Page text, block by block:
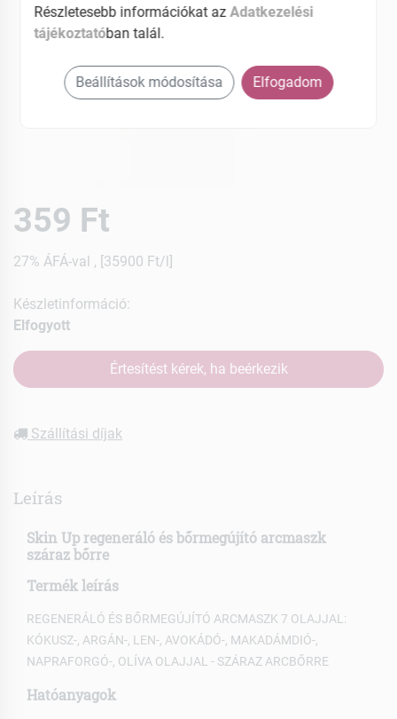
359 Ft
27% ÁFÁ-val , [35900 Ft/l]
Készletinformáció:
Elfogyott
Értesítést kérek, ha beérkezik
Szállítási díjak
Leírás
Skin Up regeneráló és bőrmegújító arcmaszk
száraz bőrre
Termék leírás
REGENERÁLÓ ÉS BŐRMEGÚJÍTÓ ARCMASZK 7 OLAJJAL:
KÓKUSZ-, ARGÁN-, LEN-, AVOKÁDÓ-, MAKADÁMDIÓ-,
NAPRAFORGÓ-, OLÍVA OLAJJAL - SZÁRAZ ARCBŐRRE
Hatóanyagok
Részletesebb információkat az Adatkezelési
tájékoztatóban talál.
Beállítások módosítása Elfogadom